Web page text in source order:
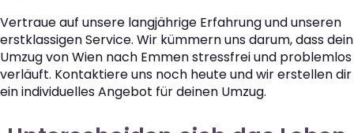
Vertraue auf unsere langjährige Erfahrung und unseren
erstklassigen Service. Wir kümmern uns darum, dass dein
Umzug von Wien nach Emmen stressfrei und problemlos
verläuft. Kontaktiere uns noch heute und wir erstellen dir
ein individuelles Angebot für deinen Umzug.